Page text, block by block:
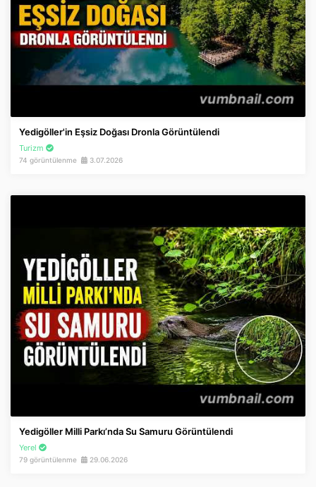
Yedigöller'in Eşsiz Doğası Dronla Görüntülendi
Turizm
74 görüntülenme 3.07.2026
Yedigöller Milli Parkı’nda Su Samuru Görüntülendi
Yerel
79 görüntülenme 29.06.2026